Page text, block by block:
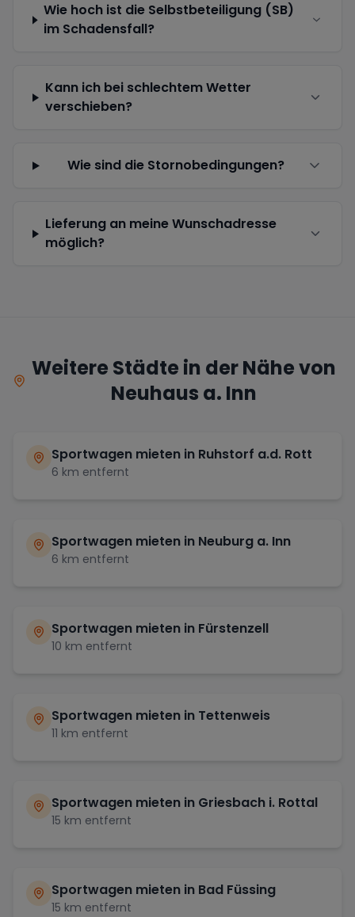
Wie hoch ist die Selbstbeteiligung (SB)
im Schadensfall?
Kann ich bei schlechtem Wetter
verschieben?
Wie sind die Stornobedingungen?
Lieferung an meine Wunschadresse
möglich?
Weitere Städte in der Nähe von
Neuhaus a. Inn
Sportwagen mieten in Ruhstorf a.d. Rott
6 km entfernt
Sportwagen mieten in Neuburg a. Inn
6 km entfernt
Sportwagen mieten in Fürstenzell
10 km entfernt
Sportwagen mieten in Tettenweis
11 km entfernt
Sportwagen mieten in Griesbach i. Rottal
15 km entfernt
Sportwagen mieten in Bad Füssing
15 km entfernt